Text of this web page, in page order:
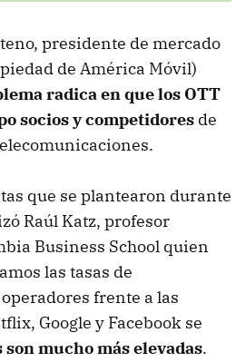
presidente de mercado
de América Móvil)
radica en que los OTT
socios y competidores de
que se plantearon durante
Raúl Katz, profesor
Business School quien
las tasas de
frente a las
Google y Facebook se
son mucho más elevadas.